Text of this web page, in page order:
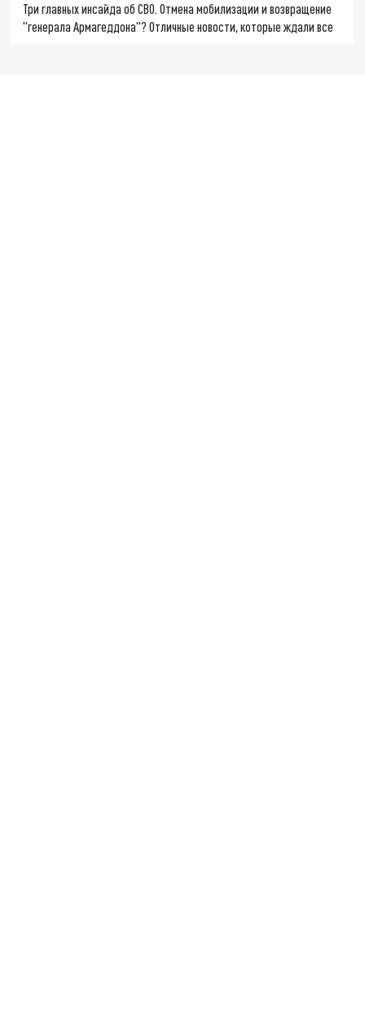
Три главных инсайда об СВО. Отмена мобилизации и возвращение
"генерала Армагеддона"? Отличные новости, которые ждали все